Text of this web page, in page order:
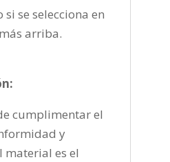
se selecciona en
arriba.
cumplimentar el
y
material es el